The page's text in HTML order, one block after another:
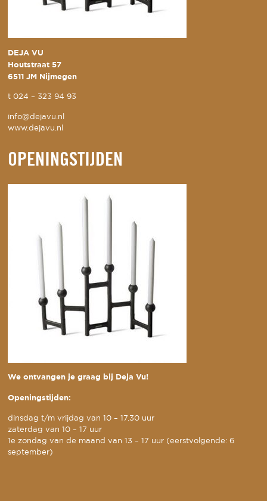
DEJA VU
Houtstraat 57
6511 JM Nijmegen
t024 – 323 94 93
info@dejavu.nl
www.dejavu.nl
OPENINGSTIJDEN
We ontvangen je graag bij Deja Vu!
Openingstijden:
dinsdag t/m vrijdag van 10 – 17.30 uur
zaterdag van 10 – 17 uur
1e zondag van de maand van 13 – 17 uur (eerstvolgende: 6
september)